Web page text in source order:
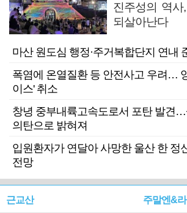
진주성의 역
되살아난다
마산 원도심 행정·주거복합단지 연내
폭염에 온열질환 등 안전사고 우려…
이스' 취소
창녕 중부내륙고속도로서 포탄 발견
의탄으로 밝혀져
입원환자가 연달아 사망한 울산 한 정
전망
근교산 주말엔&